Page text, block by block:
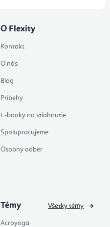
O Flexity
Kontakt
O nás
Blog
Príbehy
E-booky na stiahnutie
Spolupracujeme
Osobný odber
Témy
Acroyoga
Všetky témy